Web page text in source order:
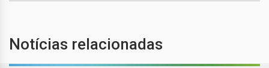
Notícias relacionadas